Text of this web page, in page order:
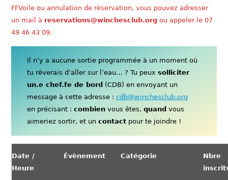
FFVoile ou annulation de réservation, vous pouvez adresser
un mail à reservations@winchesclub.org ou appeler le 07
49 46 43 09.
Il n’y a aucune sortie programmée à un moment où
tu rêverais d’aller sur l’eau… ? Tu peuxsolliciter
un.e chef.fe de bord (CDB) en envoyant un
message à cette adresse :cdb@winchesclub.org
en précisant :combien vous êtes,quand vous
aimeriez sortir, et uncontact pour te joindre !
Date /
Heure
Évènement Catégorie
Nbre